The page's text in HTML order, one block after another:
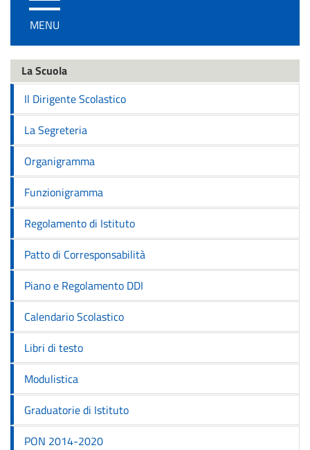
/
disattiva
navigazione
MENU
La Scuola
Il Dirigente Scolastico
La Segreteria
Organigramma
Funzionigramma
Regolamento di Istituto
Patto di Corresponsabilità
Piano e Regolamento DDI
Calendario Scolastico
Libri di testo
Modulistica
Graduatorie di Istituto
PON 2014-2020